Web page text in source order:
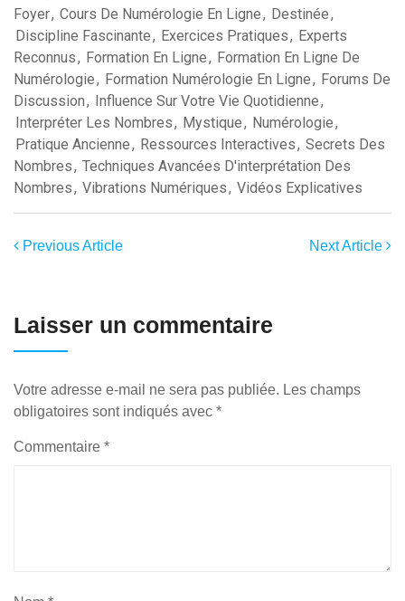
Foyer, Cours De Numérologie En Ligne, Destinée,
Discipline Fascinante, Exercices Pratiques, Experts
Reconnus, Formation En Ligne, Formation En Ligne De
Numérologie, Formation Numérologie En Ligne, Forums De
Discussion, Influence Sur Votre Vie Quotidienne,
Interpréter Les Nombres, Mystique, Numérologie,
Pratique Ancienne, Ressources Interactives, Secrets Des
Nombres, Techniques Avancées D'interprétation Des
Nombres, Vibrations Numériques, Vidéos Explicatives
Previous Article Next Article
Laisser un commentaire
Votre adresse e-mail ne sera pas publiée. Les champs
obligatoires sont indiqués avec *
Commentaire *